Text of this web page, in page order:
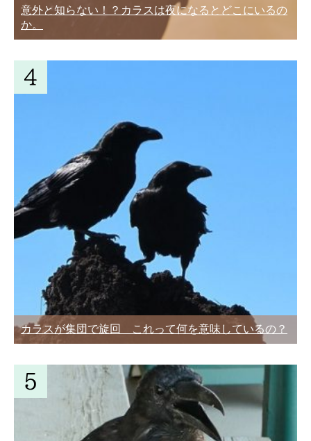
意外と知らない！？カラスは夜になるとどこにいるの
か。
カラスが集団で旋回 これって何を意味しているの？